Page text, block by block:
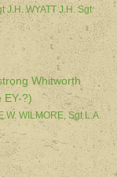
J.H. WYATT J.H. Sgt
Whitworth
EY-?)
WILMORE, Sgt L.A.